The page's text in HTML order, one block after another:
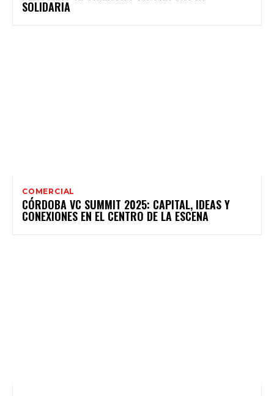
SOLIDARIA
COMERCIAL
CÓRDOBA VC SUMMIT 2025: CAPITAL, IDEAS Y
CONEXIONES EN EL CENTRO DE LA ESCENA